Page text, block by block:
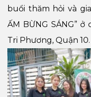
buổi thăm hỏi và
ẤM BỪNG SÁNG”
Tri Phương, Quận 10.